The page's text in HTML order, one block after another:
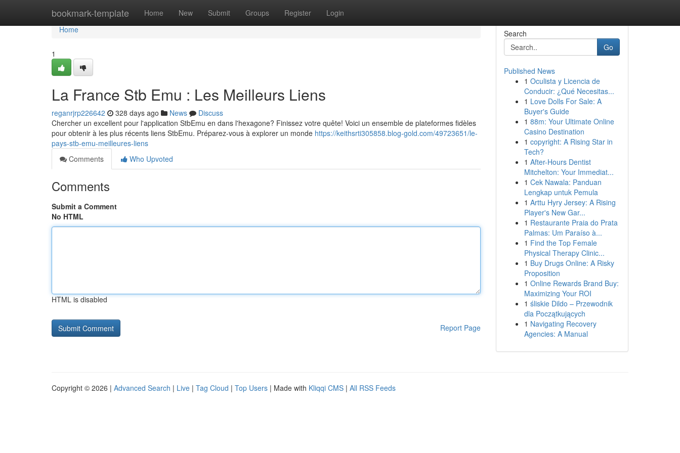
bookmark-template Home New Submit Groups Register Login
Home
Home
1
La France Stb Emu : Les Meilleurs Liens
reganrjrp226642 328 days ago News
Discuss
Chercher un excellent pour l'application StbEmu en dans l'hexagone? Finissez votre quête! Voici un ensemble de plateformes fidèles
pour obtenir à les plus récents liens StbEmu. Préparez-vous à explorer un monde https://keithsrti305858.blog-gold.com/49723651/le-
pays-stb-emu-meilleures-liens
Comments
Who Upvoted
Comments
Submit a Comment
No HTML
HTML is disabled
Report Page
Search
Go
Published News
1 Oculista y Licencia de
Conducir: ¿Qué Necesitas...
1 Love Dolls For Sale: A
Buyer's Guide
1 88m: Your Ultimate Online
Casino Destination
1 copyright: A Rising Star in
Tech?
1 After-Hours Dentist
Mitchelton: Your Immediat...
1 Cek Nawala: Panduan
Lengkap untuk Pemula
1 Arttu Hyry Jersey: A Rising
Player's New Gar...
1 Restaurante Praia do Prata
Palmas: Um Paraíso à...
1 Find the Top Female
Physical Therapy Clinic...
1 Buy Drugs Online: A Risky
Proposition
1 Online Rewards Brand Buy:
Maximizing Your ROI
1 śliskie Dildo – Przewodnik
dla Początkujących
1 Navigating Recovery
Agencies: A Manual
Copyright © 2026 | Advanced Search | Live | Tag Cloud | Top Users | Made with Kliqqi CMS | All RSS Feeds